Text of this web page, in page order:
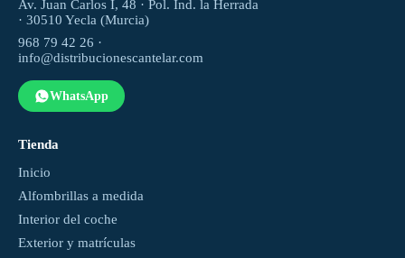
Av. Juan Carlos I, 48 · Pol. Ind. la Herrada
· 30510 Yecla (Murcia)
968 79 42 26 ·
info@distribucionescantelar.com
WhatsApp
Tienda
Inicio
Alfombrillas a medida
Interior del coche
Exterior y matrículas